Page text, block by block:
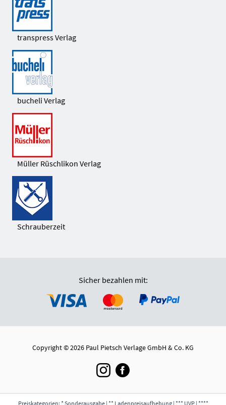
transpress Verlag
bucheli Verlag
Müller Rüschlikon Verlag
Schrauberzeit
Sicher bezahlen mit:
Copyright © 2026 Paul Pietsch Verlage GmbH & Co. KG
Preiskategorien: * Sonderausgabe | ** Ladenpreisaufhebung | *** UVP | ****